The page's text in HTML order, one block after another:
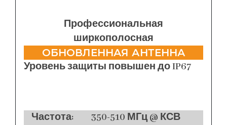
Профессиональная
ширкополосная
ОБНОВЛЕННАЯ АНТЕННА
Уровень защиты повышен до IP67
Частота:
350-510 МГц @ КСВ